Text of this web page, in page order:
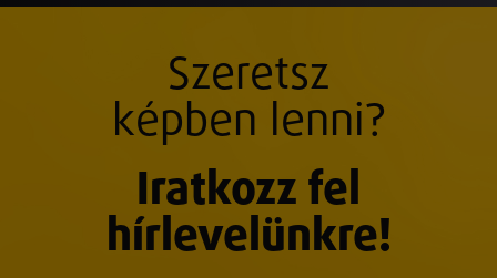
Szeretsz
képben lenni?
Iratkozz fel
hírlevelünkre!